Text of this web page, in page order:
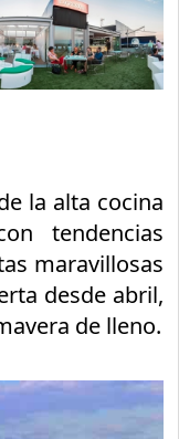
la alta cocina
tendencias
maravillosas
desde abril,
de lleno.